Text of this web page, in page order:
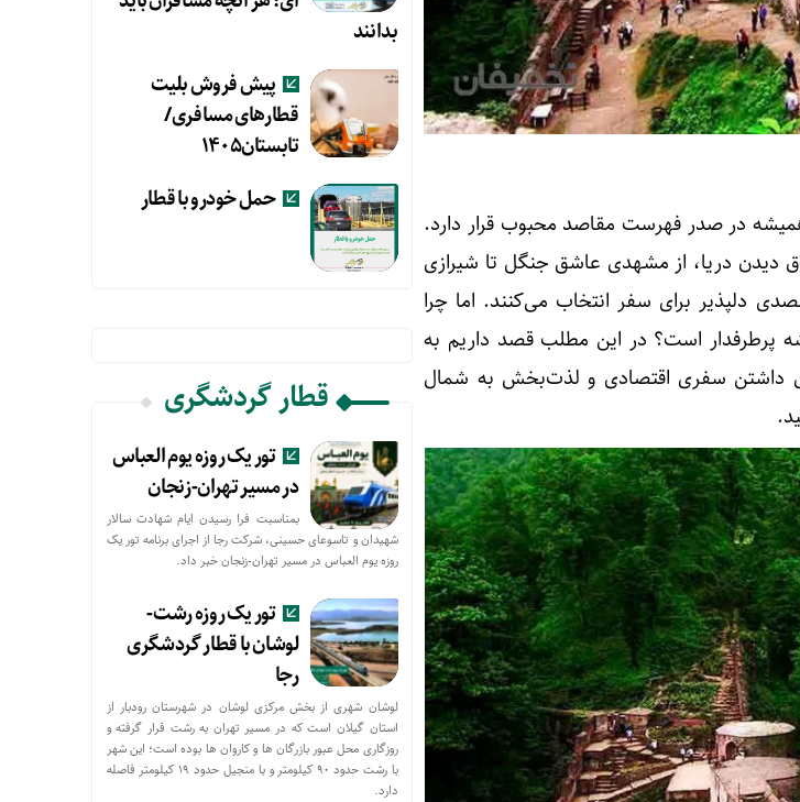
در صدر فهرست مقاصد محبوب قرار دارد.
دیدن دریا، از مشهدی عاشق جنگل تا شیرازی
دلپذیر برای سفر انتخاب می‌کنند. اما چرا
پرطرفدار است؟ در این مطلب قصد داریم به
داشتن سفری اقتصادی و لذت‌بخش به شمال
بدانند
پیش فروش بلیت
قطارهای مسافری/
تابستان۱۴۰۵
حمل خودرو با قطار
قطار گردشگری
تور یک روزه یوم العباس
در مسیر تهران-زنجان
بمناسبت فرا رسیدن ایام شهادت سالار
شهیدان و تاسوعای حسینی، شرکت رجا از اجرای برنامه تور یک
روزه یوم العباس در مسیر تهران-زنجان خبر داد.
تور یک روزه رشت-
لوشان با قطار گردشگری
رجا
لوشان شهری از بخش مرکزی لوشان در شهرستان رودبار از
استان گیلان است که در مسیر تهران به رشت قرار گرفته و
روزگاری محل عبور بازرگان ها و کاروان ها بوده است؛ این شهر
با رشت حدود ۹۰ کیلومتر و با منجیل حدود ۱۹ کیلومتر فاصله
دارد.